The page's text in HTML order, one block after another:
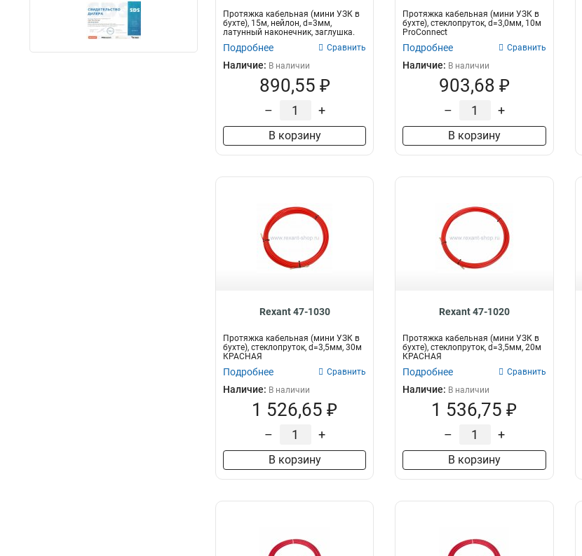
Протяжка кабельная (мини УЗК в
бухте), 15м, нейлон, d=3мм,
латунный наконечник, заглушка.
Подробнее Сравнить
Наличие: В наличии
890,55 ₽
– +
В корзину
Протяжка кабельная (мини УЗК в
бухте), стеклопруток, d=3,0мм, 10м
ProConnect
Подробнее Сравнить
Наличие: В наличии
903,68 ₽
– +
В корзину
Rexant 47-1030
Протяжка кабельная (мини УЗК в
бухте), стеклопруток, d=3,5мм, 30м
КРАСНАЯ
Подробнее Сравнить
Наличие: В наличии
1 526,65 ₽
– +
В корзину
Rexant 47-1020
Протяжка кабельная (мини УЗК в
бухте), стеклопруток, d=3,5мм, 20м
КРАСНАЯ
Подробнее Сравнить
Наличие: В наличии
1 536,75 ₽
– +
В корзину